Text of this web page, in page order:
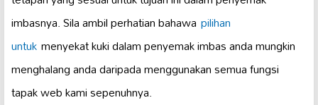
imbasnya. Sila ambil perhatian bahawa pilihan
untukmenyekat kuki dalam penyemak imbas anda mungkin
menghalang anda daripada menggunakan semua fungsi
tapak web kami sepenuhnya.